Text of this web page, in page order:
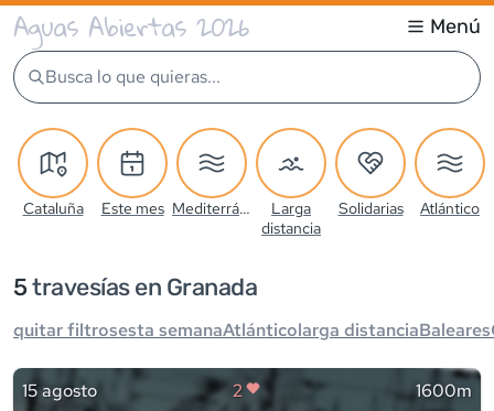
Aguas Abiertas 2026 Menú
Busca lo que quieras...
Cataluña Este mes Mediterráneo
Larga
distancia
Solidarias Atlántico
5travesías en Granada
quitar filtrosesta semanaAtlánticolarga distanciaBaleares
15 agosto 2 1600m